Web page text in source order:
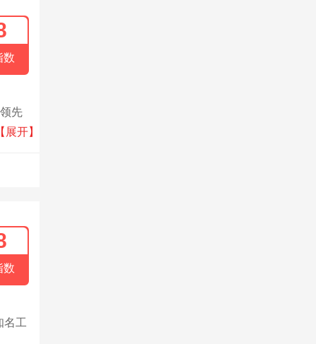
数
先
其业
【展开】
数
名工